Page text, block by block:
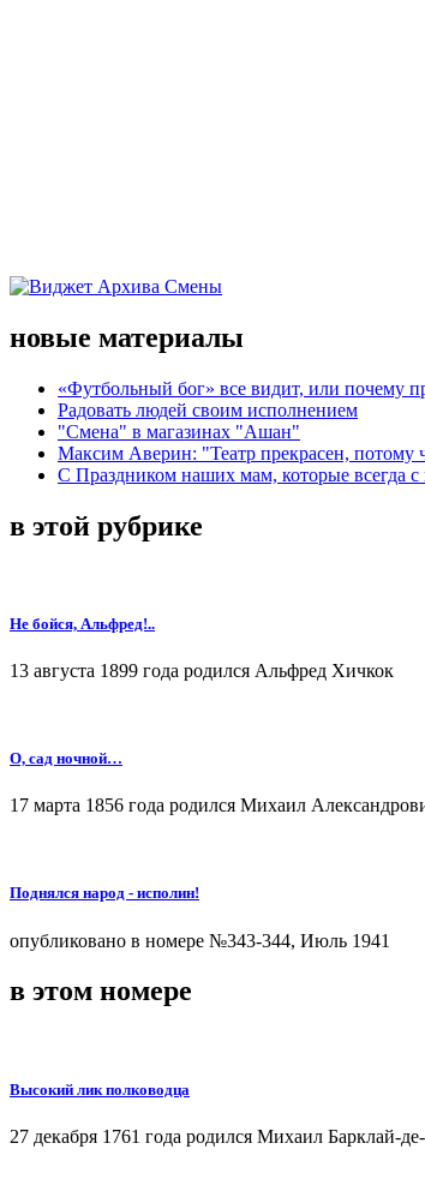
новые материалы
«Футбольный бог» все видит, или почему
Радовать людей своим исполнением
"Смена" в магазинах "Ашан"
Максим Аверин: "Театр прекрасен, потому
С Праздником наших мам, которые всегда с
в этой рубрике
Не бойся, Альфред!..
13 августа 1899 года родился Альфред Хичкок
О, сад ночной…
17 марта 1856 года родился Михаил
Поднялся народ - исполин!
опубликовано в номере №343-344, Июль 1941
в этом номере
Высокий лик полководца
27 декабря 1761 года родился Михаил Барклай-